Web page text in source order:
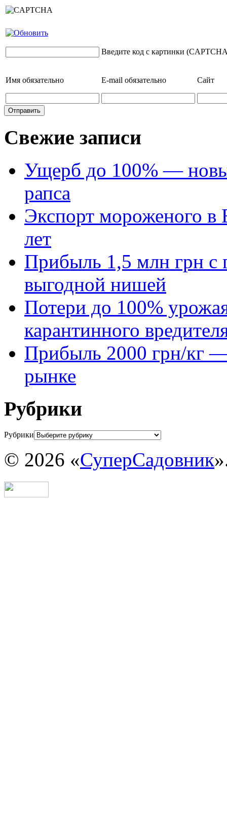
Введите код с картинки
Имя обязательно E-mail обязательно Сайт
Свежие записи
Ущерб до 100% —
рапса
Экспорт мороженого в
лет
Прибыль 1,5 млн грн с
выгодной нишей
Потери до 100%
карантинного
Прибыль 2000 грн/кг —
рынке
Рубрики
Рубрики
© 2026 «СуперСадовник